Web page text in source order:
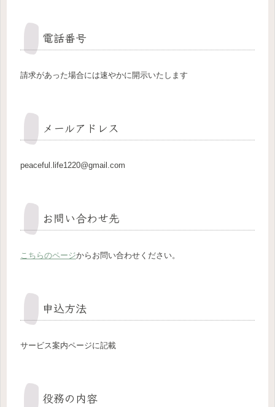
電話番号
請求があった場合には速やかに開示いたします
メールアドレス
peaceful.life1220@gmail.com
お問い合わせ先
こちらのページからお問い合わせください。
申込方法
サービス案内ページに記載
役務の内容